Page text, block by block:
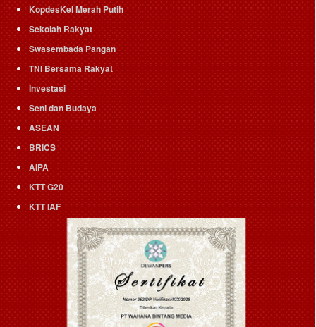
KopdesKel Merah Putih
Sekolah Rakyat
Swasembada Pangan
TNI Bersama Rakyat
Investasi
Seni dan Budaya
ASEAN
BRICS
AIPA
KTT G20
KTT IAF